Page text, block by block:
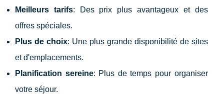
Meilleurs tarifs: Des prix plus avantageux et des
offres spéciales.
Plus de choix: Une plus grande disponibilité de sites
et d'emplacements.
Planification sereine: Plus de temps pour organiser
votre séjour.